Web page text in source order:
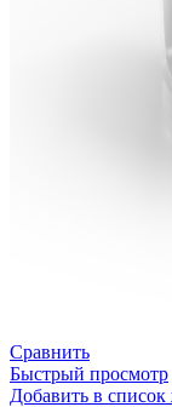
Сравнить
Быстрый просмотр
Добавить в